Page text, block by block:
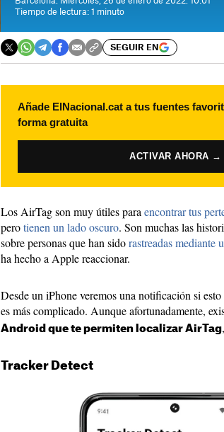
Tiempo de lectura: 1 minuto
SEGUIR EN
Añade ElNacional.cat a tus fuentes
forma gratuita
ACTIVAR AHORA →
Los AirTag son muy útiles para encontrar tus
perotienen un lado oscuro. Son muchas las
sobre personas que han sidorastreadas mediante
ha hecho a Apple reaccionar.
Desde un iPhone veremos una notificación si
es más complicado. Aunque afortunadamente,
Android que te permiten localizar AirTag
Tracker Detect